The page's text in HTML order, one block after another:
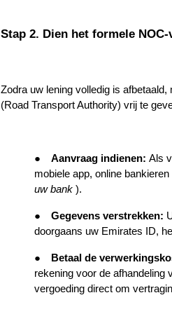
Stap 2. Dien het formele
Zodra uw lening volledig is
(Road Transport Authority) vrij te
● Aanvraag indienen: Als
mobiele app, online
uw bank ).
● Gegevens verstrekken:
doorgaans uw Emirates ID,
● Betaal de
rekening voor de afhandeling
vergoeding direct om